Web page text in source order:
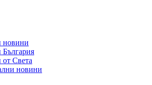
новини
Света
новини